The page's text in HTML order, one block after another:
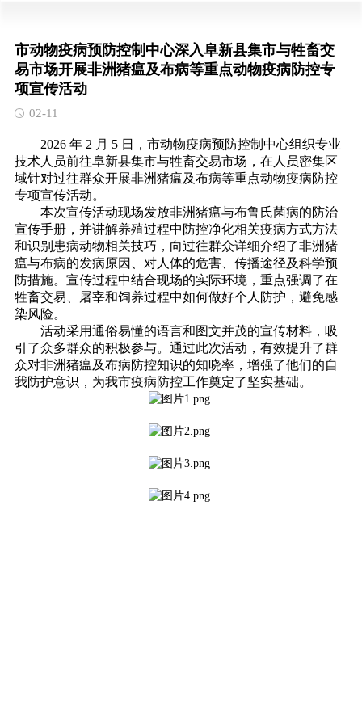
市动物疫病预防控制中心深入阜新县集市与牲畜交
易市场开展非洲猪瘟及布病等重点动物疫病防控专
项宣传活动
02-11
2026 年 2 月 5 日，市动物疫病预防控制中心组织专业
技术人员前往阜新县集市与牲畜交易市场，在人员密集区
域针对过往群众开展非洲猪瘟及布病等重点动物疫病防控
专项宣传活动。
本次宣传活动现场发放非洲猪瘟与布鲁氏菌病的防治
宣传手册，并讲解养殖过程中防控净化相关疫病方式方法
和识别患病动物相关技巧，向过往群众详细介绍了非洲猪
瘟与布病的发病原因、对人体的危害、传播途径及科学预
防措施。宣传过程中结合现场的实际环境，重点强调了在
牲畜交易、屠宰和饲养过程中如何做好个人防护，避免感
染风险。
活动采用通俗易懂的语言和图文并茂的宣传材料，吸
引了众多群众的积极参与。通过此次活动，有效提升了群
众对非洲猪瘟及布病防控知识的知晓率，增强了他们的自
我防护意识，为我市疫病防控工作奠定了坚实基础。